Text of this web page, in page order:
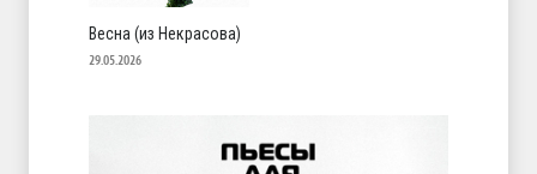
Весна (из Некрасова)
29.05.2026